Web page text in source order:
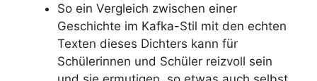
So ein Vergleich zwischen einer
Geschichte im Kafka-Stil mit den echten
Texten dieses Dichters kann für
Schülerinnen und Schüler reizvoll sein